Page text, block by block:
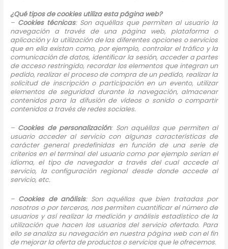
¿Qué tipos de cookies utiliza esta página web?
– Cookies técnicas: Son aquéllas que permiten al usuario la
navegación a través de una página web, plataforma o
aplicación y la utilización de las diferentes opciones o servicios
que en ella existan como, por ejemplo, controlar el tráfico y la
comunicación de datos, identificar la sesión, acceder a partes
de acceso restringido, recordar los elementos que integran un
pedido, realizar el proceso de compra de un pedido, realizar la
solicitud de inscripción o participación en un evento, utilizar
elementos de seguridad durante la navegación, almacenar
contenidos para la difusión de vídeos o sonido o compartir
contenidos a través de redes sociales.
– Cookies de personalización: Son aquéllas que permiten al
usuario acceder al servicio con algunas características de
carácter general predefinidas en función de una serie de
criterios en el terminal del usuario como por ejemplo serian el
idioma, el tipo de navegador a través del cual accede al
servicio, la configuración regional desde donde accede al
servicio, etc.
– Cookies de análisis: Son aquéllas que bien tratadas por
nosotros o por terceros, nos permiten cuantificar el número de
usuarios y así realizar la medición y análisis estadístico de la
utilización que hacen los usuarios del servicio ofertado. Para
ello se analiza su navegación en nuestra página web con el fin
de mejorar la oferta de productos o servicios que le ofrecemos.